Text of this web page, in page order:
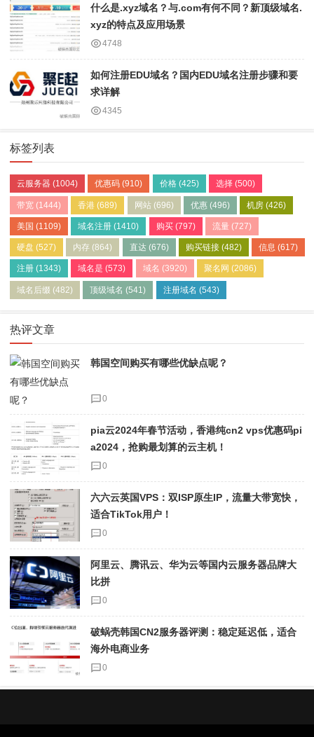
什么是.xyz域名？与.com有何不同？新顶级域名.
xyz的特点及应用场景
4748
如何注册EDU域名？国内EDU域名注册步骤和要
求详解
4345
标签列表
云服务器 (1004) 优惠码 (910) 价格(425) 选择(500)
带宽 (1444) 香港 (689) 网站(696) 优惠(496) 机房 (426)
美国 (1109) 域名注册 (1410) 购买(797) 流量(727)
硬盘 (527) 内存 (864) 直达 (676) 购买链接(482) 信息 (617)
注册 (1343) 域名是 (573) 域名 (3920) 聚名网 (2086)
域名后缀 (482) 顶级域名 (541) 注册域名 (543)
热评文章
韩国空间购买有哪些优缺点呢？
0
pia云2024年春节活动，香港纯cn2 vps优惠码pi
a2024，抢购最划算的云主机！
0
六六云英国VPS：双ISP原生IP，流量大带宽快，
适合TikTok用户！
0
阿里云、腾讯云、华为云等国内云服务器品牌大
比拼
0
破蜗壳韩国CN2服务器评测：稳定延迟低，适合
海外电商业务
0